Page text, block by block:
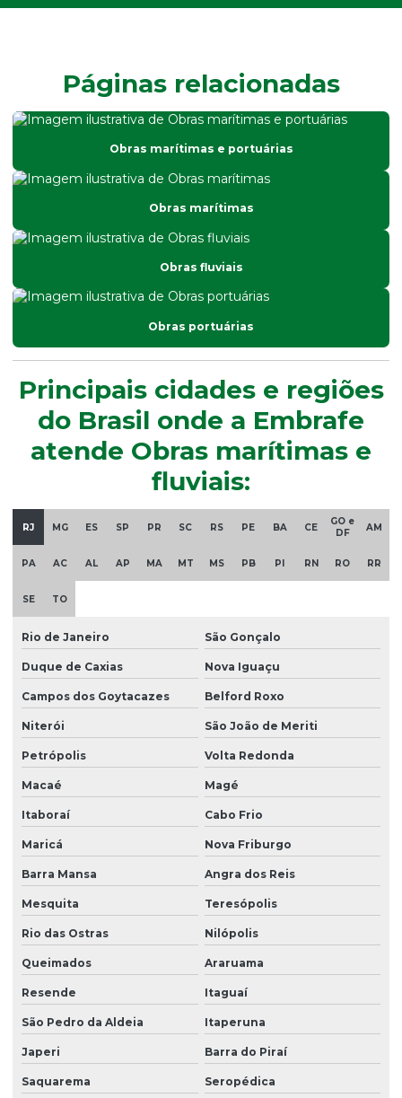
Páginas relacionadas
Obras marítimas e portuárias
Obras marítimas
Obras fluviais
Obras portuárias
Principais cidades e regiões
do Brasil onde a Embrafe
atende Obras marítimas e
fluviais:
RJ MG ES SP PR SC RS PE BA CE
GO e
DF
AM
PA AC AL AP MA MT MS PB PI RN RO RR
SE TO
Rio de Janeiro São Gonçalo
Duque de Caxias Nova Iguaçu
Campos dos Goytacazes Belford Roxo
Niterói São João de Meriti
Petrópolis Volta Redonda
Macaé Magé
Itaboraí Cabo Frio
Maricá Nova Friburgo
Barra Mansa Angra dos Reis
Mesquita Teresópolis
Rio das Ostras Nilópolis
Queimados Araruama
Resende Itaguaí
São Pedro da Aldeia Itaperuna
Japeri Barra do Piraí
Saquarema Seropédica